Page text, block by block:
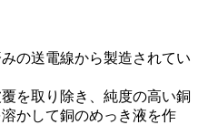
の送電線から製造されてい
を取り除き、純度の高い銅
かして銅のめっき液を作